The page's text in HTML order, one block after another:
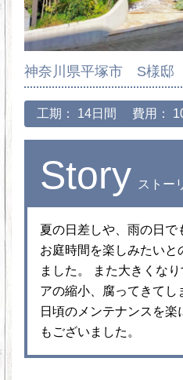
神奈川県平塚市 S様邸
工期： 14日間 費用：
Story ストー
夏の日差しや、雨の日で
お庭時間を楽しみたいと
ました。 また大きくな
アの縮小、腐ってきてし
日頃のメンテナンスを
もございました。